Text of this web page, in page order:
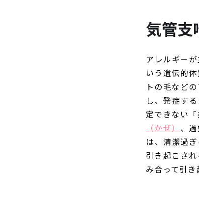
気管支
アレルギー
いう遺伝的
トの毛など
し、発症す
定できない
（かぜ） 、
は、清潔過
引き起こさ
み合って引き